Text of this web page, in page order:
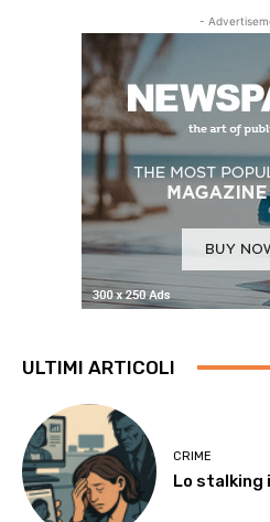
-
ULTIMI ARTICOLI
CRIME
Lo stalking